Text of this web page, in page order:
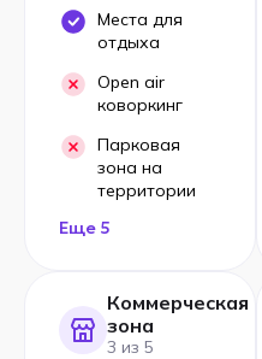
Места для
отдыха
Open air
коворкинг
Парковая
зона на
территории
Еще 5
Коммерческая
зона
3 из 5